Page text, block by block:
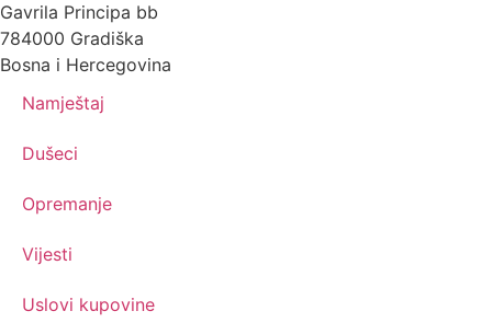
Gavrila Principa bb
784000 Gradiška
Bosna i Hercegovina
Namještaj
Dušeci
Opremanje
Vijesti
Uslovi kupovine